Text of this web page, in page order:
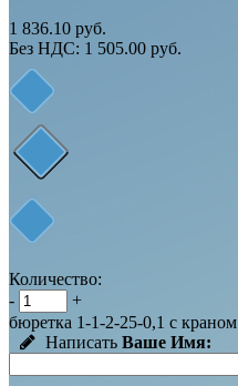
1 836.10 руб.
Без НДС: 1 505.00 руб.
Количество:
-
+
бюретка 1-1-2-25-0,1 с краном
Написать Ваше Имя: